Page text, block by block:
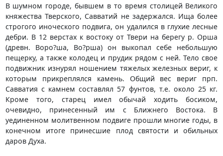
В шумном городе, бывшем в то время столицей Великого
княжества Тверского, Савватий не задержался. Ища более
строгого иноческого подвига, он удалился в глухие лесные
дебри. В 12 верстах к востоку от Твери на берегу р. Орша
(древн. Воро?ша, Во?рша) он выкопал себе небольшую
пещерку, а также колодец и прудик рядом с ней. Тело свое
подвижник изнурял ношением тяжелых железных вериг, к
которым прикреплялся камень. Общий вес вериг прп.
Савватия с камнем составлял 57 фунтов, т.е. около 25 кг.
Кроме того, старец имел обычай ходить босиком,
очевидно, принесенный им с Ближнего Востока. В
уединенном молитвенном подвиге прошли многие годы, в
конечном итоге принесшие плод святости и обильных
даров Духа.